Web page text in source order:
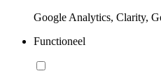
Google Analytics, Clarity,
Functioneel